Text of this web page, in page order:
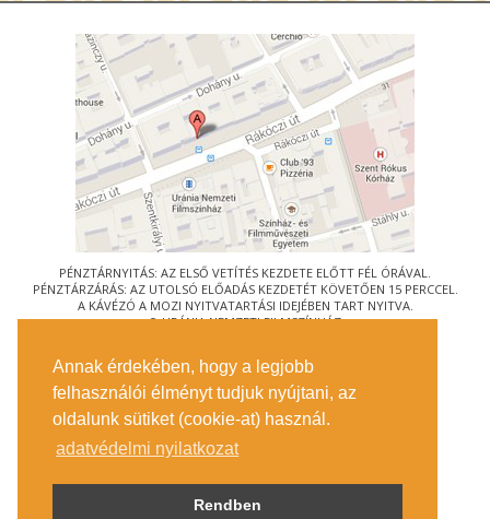
Annak érdekében, hogy a legjobb
felhasználói élményt tudjuk nyújtani, az
oldalunk sütiket (cookie-at) használ.
adatvédelmi nyilatkozat
Rendben
PÉNZTÁRNYITÁS: AZ ELSŐ VETÍTÉS KEZDETE ELŐTT FÉL ÓRÁVAL.
PÉNZTÁRZÁRÁS: AZ UTOLSÓ ELŐADÁS KEZDETÉT KÖVETŐEN 15 PERCCEL.
A KÁVÉZÓ A MOZI NYITVATARTÁSI IDEJÉBEN TART NYITVA.
© URÁNIA NEMZETI FILMSZÍNHÁZ
1088 BUDAPEST, RÁKÓCZI ÚT 21.
MEGKÖZELÍTÉS
JEGYINFORMÁCIÓ
ÍRJON NEKÜNK!
KÖZÉRDEKŰ ADATOK